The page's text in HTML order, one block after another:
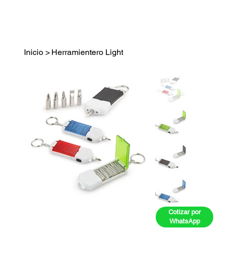
Inicio > Herramientero Light
Cotizar por
WhatsApp